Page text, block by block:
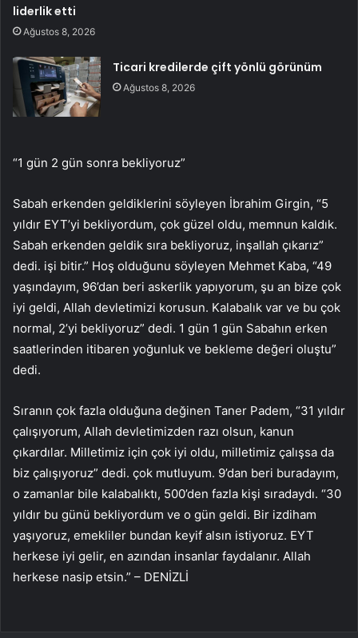
liderlik etti
Ağustos 8, 2026
Ticari kredilerde çift yönlü görünüm
Ağustos 8, 2026
“1 gün 2 gün sonra bekliyoruz”
Sabah erkenden geldiklerini söyleyen İbrahim Girgin, “5
yıldır EYT’yi bekliyordum, çok güzel oldu, memnun kaldık.
Sabah erkenden geldik sıra bekliyoruz, inşallah çıkarız”
dedi. işi bitir.” Hoş olduğunu söyleyen Mehmet Kaba, “49
yaşındayım, 96’dan beri askerlik yapıyorum, şu an bize çok
iyi geldi, Allah devletimizi korusun. Kalabalık var ve bu çok
normal, 2’yi bekliyoruz” dedi. 1 gün 1 gün Sabahın erken
saatlerinden itibaren yoğunluk ve bekleme değeri oluştu”
dedi.
Sıranın çok fazla olduğuna değinen Taner Padem, “31 yıldır
çalışıyorum, Allah devletimizden razı olsun, kanun
çıkardılar. Milletimiz için çok iyi oldu, milletimiz çalışsa da
biz çalışıyoruz” dedi. çok mutluyum. 9’dan beri buradayım,
o zamanlar bile kalabalıktı, 500’den fazla kişi sıradaydı. “30
yıldır bu günü bekliyordum ve o gün geldi. Bir izdiham
yaşıyoruz, emekliler bundan keyif alsın istiyoruz. EYT
herkese iyi gelir, en azından insanlar faydalanır. Allah
herkese nasip etsin.” – DENİZLİ